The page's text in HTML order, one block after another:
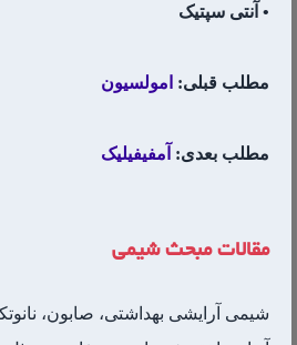
• آنتی سپتیک
مطلب قبلی: امولسیون
مطلب بعدی: آمفیفیلیک
مقالات مبحث شیمی
شیمی آرایشی بهداشتی، صابون،